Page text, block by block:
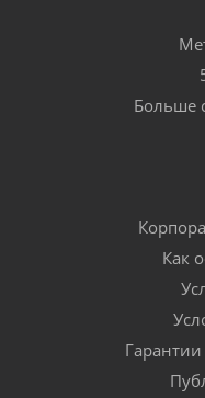
Больше
Как